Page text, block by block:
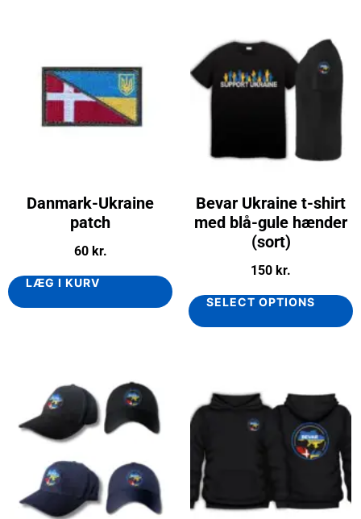
Danmark-Ukraine
patch
60 kr.
LÆG I KURV
Bevar Ukraine t-shirt
med blå-gule hænder
(sort)
150 kr.
SELECT OPTIONS